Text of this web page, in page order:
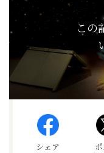
この
シェア